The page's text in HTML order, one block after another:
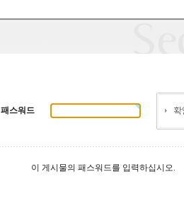
패스워드
이 게시물의 패스워드를 입력하십시오.